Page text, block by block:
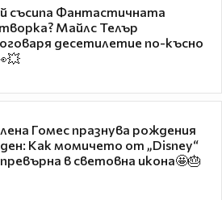
съсипа Фантастичната
Майлс Телър
десетилетие по-късно
Гомес празнува рождения
ден: Как момичето от „Disney“
превърна в световна икона🤩🎂